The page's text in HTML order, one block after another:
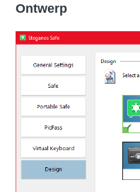
Ontwerp